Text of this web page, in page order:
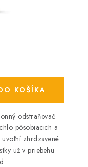
KOŠÍKA
odstraňovač
pôsobiacich a
zhrdzavené
už v priebehu